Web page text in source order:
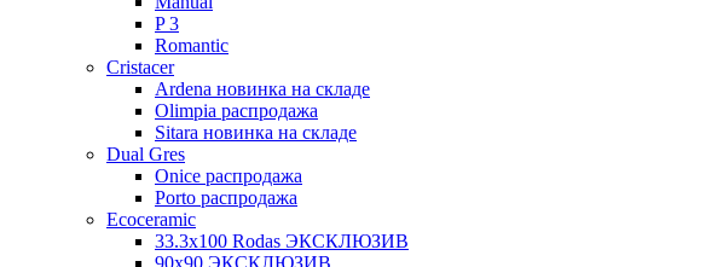
P 3
Romantic
Cristacer
Ardena новинка на складе
Olimpia распродажа
Sitara новинка на складе
Dual Gres
Onice распродажа
Porto распродажа
Ecoceramic
33.3х100 Rodas ЭКСКЛЮЗИВ
90x90 ЭКСКЛЮЗИВ